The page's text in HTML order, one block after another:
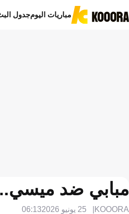
مباريات اليومجدول
مبابي ضد ميسي..
KOOORA 25 يونيو 2026 06:13